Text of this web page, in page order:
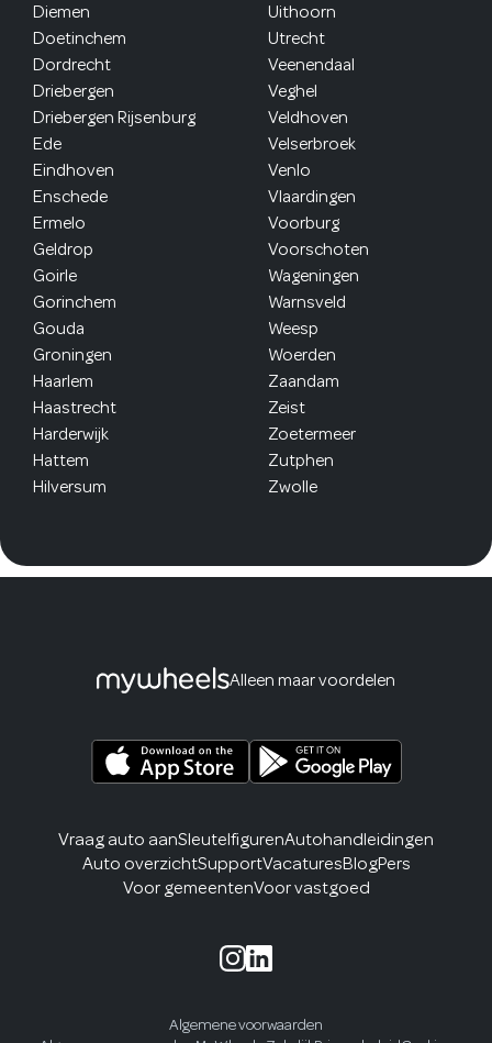
Diemen
Doetinchem
Dordrecht
Driebergen
Driebergen Rijsenburg
Ede
Eindhoven
Enschede
Ermelo
Geldrop
Goirle
Gorinchem
Gouda
Groningen
Haarlem
Haastrecht
Harderwijk
Hattem
Hilversum
Uithoorn
Utrecht
Veenendaal
Veghel
Veldhoven
Velserbroek
Venlo
Vlaardingen
Voorburg
Voorschoten
Wageningen
Warnsveld
Weesp
Woerden
Zaandam
Zeist
Zoetermeer
Zutphen
Zwolle
Alleen maar voordelen
Vraag auto aanSleutelfigurenAutohandleidingen
Auto overzichtSupportVacaturesBlogPers
Voor gemeentenVoor vastgoed
Algemene voorwaarden